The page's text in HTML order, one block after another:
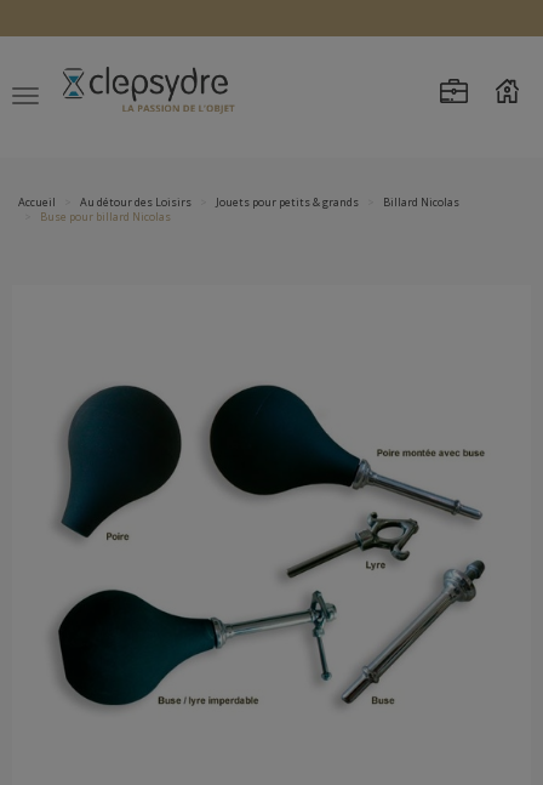
Accueil Au détour des Loisirs Jouets pour petits & grands
Billard Nicolas
Buse pour billard Nicolas